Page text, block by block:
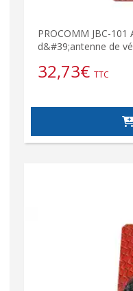
PROCOMM JBC-
d&#39;antenne de
32,73€ TTC